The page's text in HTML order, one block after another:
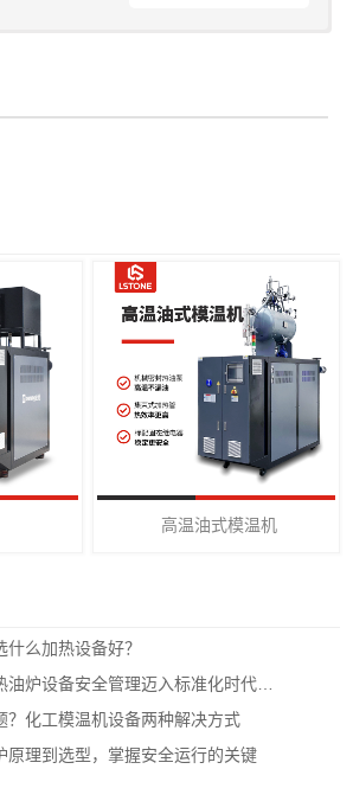
高温油式模温机
么加热设备好？
？化工模温机设备两种解决方式
原理到选型，掌握安全运行的关键